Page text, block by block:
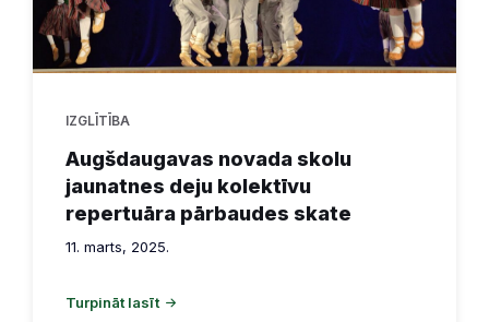
IZGLĪTĪBA
Augšdaugavas novada skolu
jaunatnes deju kolektīvu
repertuāra pārbaudes skate
11. marts, 2025.
Turpināt lasīt